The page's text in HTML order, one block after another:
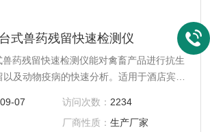
式兽药残留快速检测仪
药残留快速检测仪能对禽畜产品进行抗生
以及动物疫病的快速分析。适用于酒店宾
、食品生产企业、各级农产品检测中心、
、食堂、进出口检验检疫局、技术卫生监
07 访问次数： 2234
厂商性质： 生产厂家